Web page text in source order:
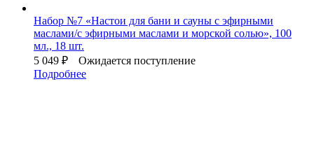
Набор №7 «Настои для бани и сауны с эфирными
маслами/с эфирными маслами и морской солью», 100
мл., 18 шт.
5 049 ₽
Ожидается поступление
Подробнее